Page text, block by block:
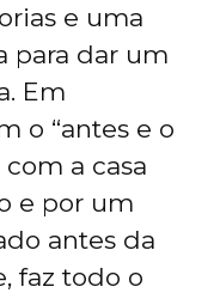
e uma
para dar um
Em
o “antes e o
a casa
e por um
antes da
faz todo o